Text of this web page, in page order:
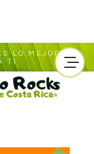
LO MEJOR
TI